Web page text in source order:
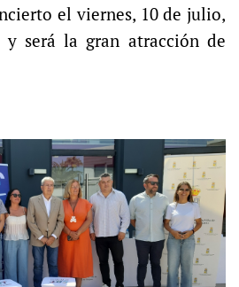
el viernes, 10 de julio,
y será la gran atracción de